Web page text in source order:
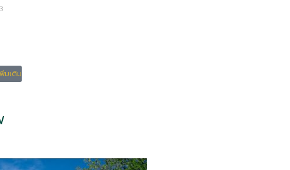
มเติม